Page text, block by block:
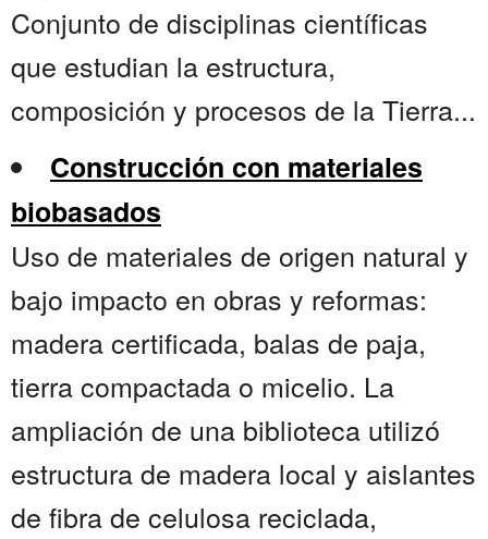
Conjunto de disciplinas científicas
que estudian la estructura,
composición y procesos de la Tierra...
Construcción con materiales
biobasados
Uso de materiales de origen natural y
bajo impacto en obras y reformas:
madera certificada, balas de paja,
tierra compactada o micelio. La
ampliación de una biblioteca utilizó
estructura de madera local y aislantes
de fibra de celulosa reciclada,